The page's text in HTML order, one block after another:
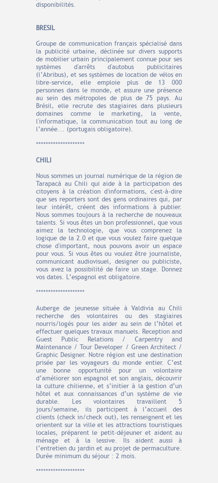
disponibilités.
BRESIL
Groupe de communication français spécialisé dans
la publicité urbaine, déclinée sur divers supports
de mobilier urbain principalement connue pour ses
systèmes d'arrêts d'autobus publicitaires
(l’Abribus), et ses systèmes de location de vélos en
libre-service, elle emploie plus de 13 000
personnes dans le monde, et assure une présence
au sein des métropoles de plus de 75 pays. Au
Brésil, elle recrute des stagiaires dans plusieurs
domaines comme le marketing, la vente,
l'informatique, la communication tout au long de
l’année... (portugais obligatoire).
********************
CHILI
Nous sommes un journal numérique de la région de
Tarapacá au Chili qui aide à la participation des
citoyens à la création d'informations, c'est-à-dire
que ses reporters sont des gens ordinaires qui, par
leur intérêt, créent des informations à publier.
Nous sommes toujours à la recherche de nouveaux
talents. Si vous êtes un bon professionnel, que vous
aimez la technologie, que vous comprenez la
logique de la 2.0 et que vous voulez faire quelque
chose d'important, nous pouvons avoir un espace
pour vous. Si vous êtes ou voulez être journaliste,
communicant audiovisuel, designer ou publiciste,
vous avez la possibilité de faire un stage. Donnez
vos dates. L’espagnol est obligatoire.
********************
Auberge de jeunesse située à Valdivia au Chili
recherche des volontaires ou des stagiaires
nourris/logés pour les aider au sein de l’hôtel et
effectuer quelques travaux manuels. Reception and
Guest Public Relations / Carpentry and
Maintenance / Tour Developer / Green Architect /
Graphic Designer. Notre région est une destination
prisée par les voyageurs du monde entier. C’est
une bonne opportunité pour un volontaire
d’améliorer son espagnol et son anglais, découvrir
la culture chilienne, et s’initier à la gestion d’un
hôtel et aux connaissances d’un système de vie
durable. Les volontaires travaillent 5
jours/semaine, ils participent à l’accueil des
clients (check in/check out), les renseignent et les
orientent sur la ville et les attractions touristiques
locales, préparent le petit-déjeuner et aident au
ménage et à la lessive. Ils aident aussi à
l’entretien du jardin et au projet de permaculture.
Durée minimum du séjour : 2 mois.
********************